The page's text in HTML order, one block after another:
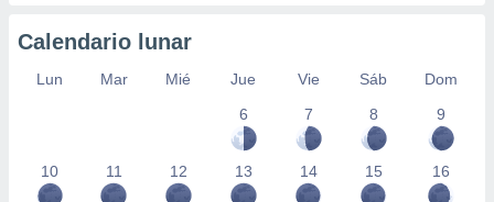
Calendario lunar
Lun Mar Mié Jue Vie Sáb
Dom
6
7 8 9
10 11 12 13 14 15 16